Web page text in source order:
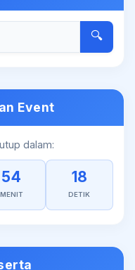
🔍
Event
dalam:
54
MENIT
18
DETIK